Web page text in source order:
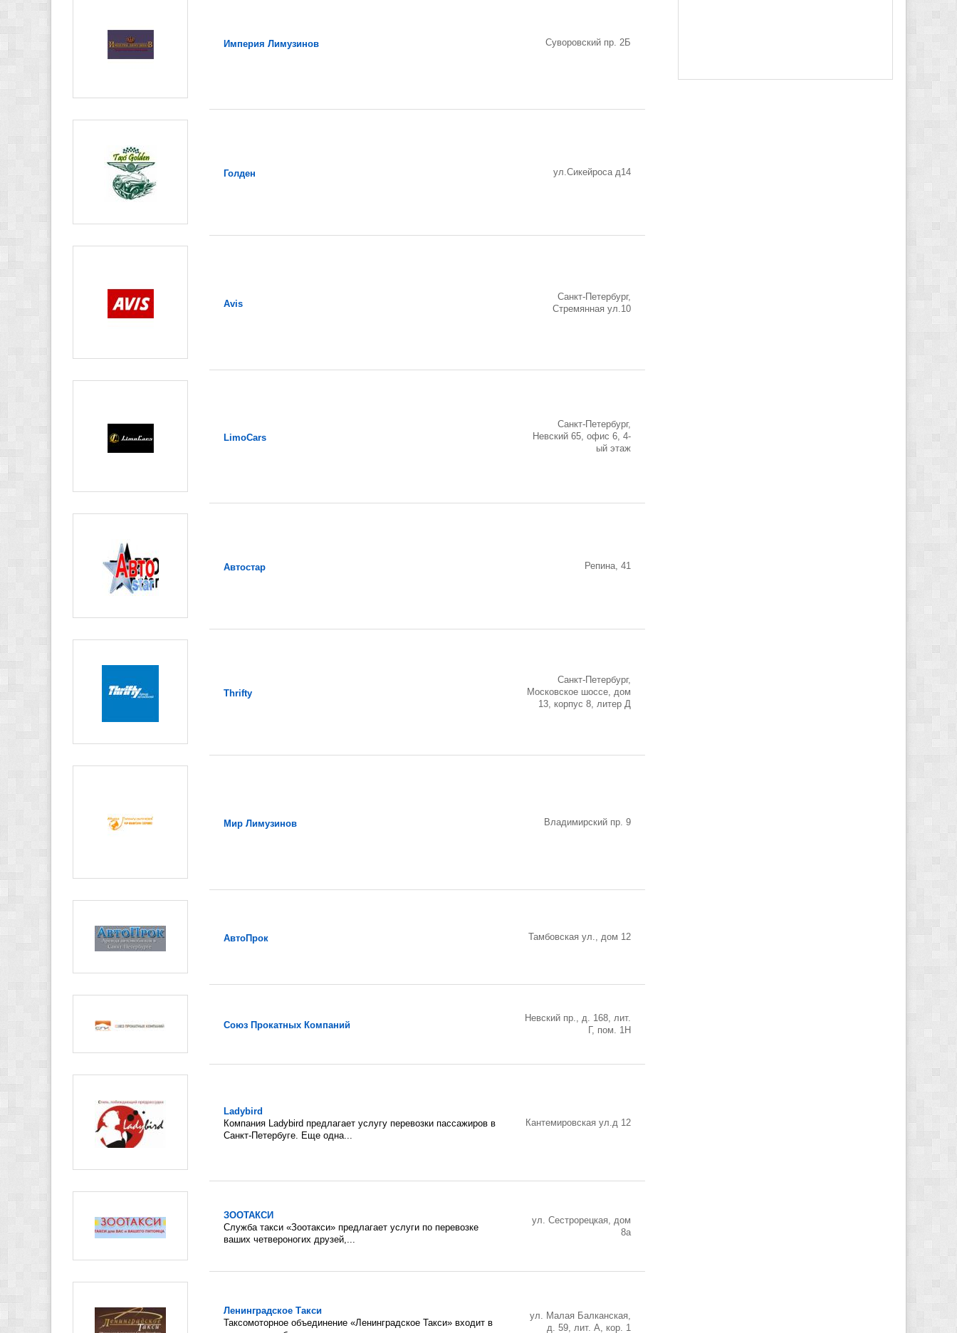
Империя Лимузинов Суворовский пр. 2Б
Голден ул.Сикейроса д14
Avis
Санкт-Петербург,
Стремянная ул.10
LimoCars
Санкт-Петербург,
Невский 65, офис 6, 4-
ый этаж
Автостар Репина, 41
Thrifty
Санкт-Петербург,
Московское шоссе, дом
13, корпус 8, литер Д
Мир Лимузинов Владимирский пр. 9
АвтоПрок Тамбовская ул., дом 12
Союз Прокатных Компаний
Невский пр., д. 168, лит.
Г, пом. 1Н
Ladybird
Компания Ladybird предлагает услугу перевозки пассажиров в
Санкт-Петербуге. Еще одна...
Кантемировская ул.д 12
ЗООТАКСИ
Служба такси «Зоотакси» предлагает услуги по перевозке
ваших четвероногих друзей,...
ул. Сестрорецкая, дом
8а
Ленинградское Такси
Таксомоторное объединение «Ленинградское Такси» входит в
ул. Малая Балканская,
д. 59, лит. А, кор. 1